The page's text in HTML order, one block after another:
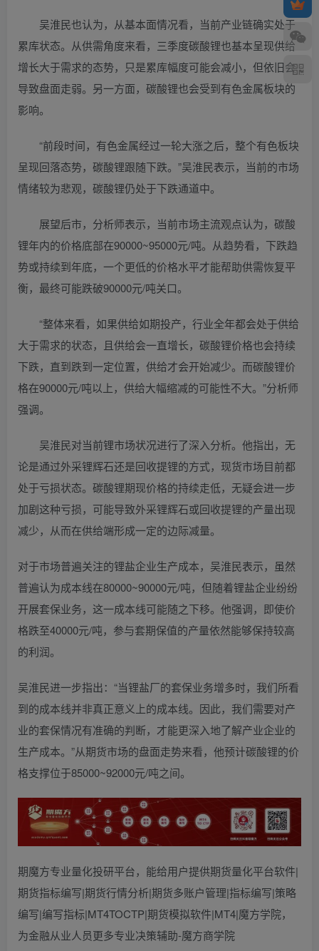
吴淮民也认为，从基本面情况看，当前产业链确实处于
累库状态。从供需角度来看，三季度碳酸锂也基本呈现供给
增长大于需求的态势，只是累库幅度可能会减小，但依旧会
导致盘面走弱。另一方面，碳酸锂也会受到有色金属板块的
影响。
“前段时间，有色金属经过一轮大涨之后，整个有色板块
呈现回落态势，碳酸锂跟随下跌。”吴淮民表示，当前的市场
情绪较为悲观，碳酸锂仍处于下跌通道中。
展望后市，分析师表示，当前市场主流观点认为，碳酸
锂年内的价格底部在90000~95000元/吨。从趋势看，下跌趋
势或持续到年底，一个更低的价格水平才能帮助供需恢复平
衡，最终可能跌破90000元/吨关口。
“整体来看，如果供给如期投产，行业全年都会处于供给
大于需求的状态，且供给会一直增长，碳酸锂价格也会持续
下跌，直到跌到一定位置，供给才会开始减少。而碳酸锂价
格在90000元/吨以上，供给大幅缩减的可能性不大。”分析师
强调。
吴淮民对当前锂市场状况进行了深入分析。他指出，无
论是通过外采锂辉石还是回收提锂的方式，现货市场目前都
处于亏损状态。碳酸锂期现价格的持续走低，无疑会进一步
加剧这种亏损，可能导致外采锂辉石或回收提锂的产量出现
减少，从而在供给端形成一定的边际减量。
对于市场普遍关注的锂盐企业生产成本，吴淮民表示，虽然
普遍认为成本线在80000~90000元/吨，但随着锂盐企业纷纷
开展套保业务，这一成本线可能随之下移。他强调，即使价
格跌至40000元/吨，参与套期保值的产量依然能够保持较高
的利润。
吴淮民进一步指出：“当锂盐厂的套保业务增多时，我们所看
到的成本线并非真正意义上的成本线。因此，我们需要对产
业的套保情况有准确的判断，才能更深入地了解产业企业的
生产成本。”从期货市场的盘面走势来看，他预计碳酸锂的价
格支撑位于85000~92000元/吨之间。
期魔方专业量化投研平台，能给用户提供期货量化平台软件|
期货指标编写|期货行情分析|期货多账户管理|指标编写|策略
编写|编写指标|MT4TOCTP|期货模拟软件|MT4|魔方学院，
为金融从业人员更多专业决策辅助-魔方商学院